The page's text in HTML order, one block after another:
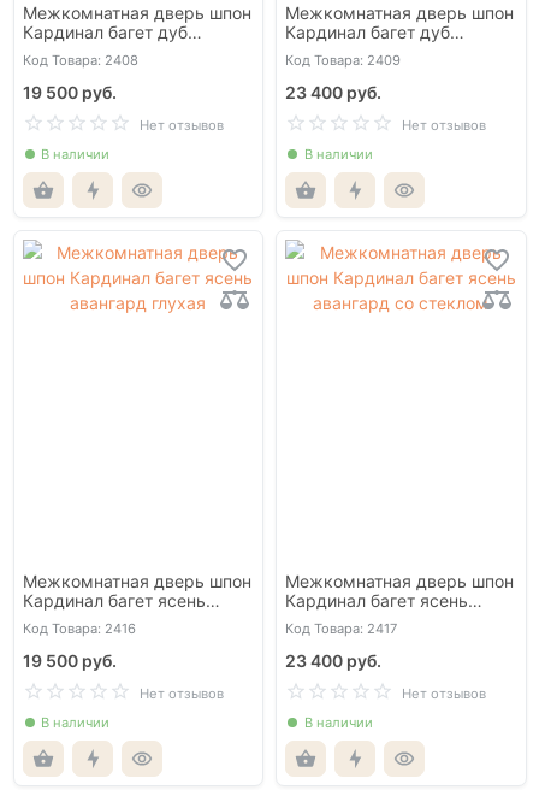
Межкомнатная дверь шпон
Кардинал багет дуб
миндаль глухая
Код Товара: 2408
19 500 руб.
Нет отзывов
В наличии
Межкомнатная дверь шпон
Кардинал багет дуб
миндаль со стеклом
Код Товара: 2409
23 400 руб.
Нет отзывов
В наличии
Межкомнатная дверь шпон
Кардинал багет ясень
авангард глухая
Код Товара: 2416
19 500 руб.
Нет отзывов
В наличии
Межкомнатная дверь шпон
Кардинал багет ясень
авангард со стеклом
Код Товара: 2417
23 400 руб.
Нет отзывов
В наличии